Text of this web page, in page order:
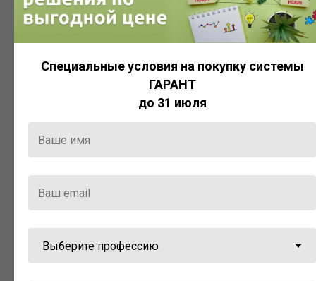
Компания «Гарант» стала
победителем премии «Время
Система
ГАРАНТ
Актуальная правовая информация
и инструменты для максимально
эффективной работы с ней.
Специальные условия на покупку системы
ГАРАНТ
до 31 июля